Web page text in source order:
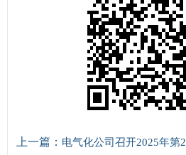
上一篇： 电气化公司召开2025年第